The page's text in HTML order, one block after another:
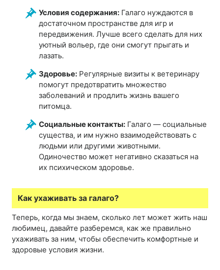
Условия содержания: Галаго нуждаются в
достаточном пространстве для игр и
передвижения. Лучше всего сделать для них
уютный вольер, где они смогут прыгать и
лазать.
Здоровье: Регулярные визиты к ветеринару
помогут предотвратить множество
заболеваний и продлить жизнь вашего
питомца.
Социальные контакты: Галаго — социальные
существа, и им нужно взаимодействовать с
людьми или другими животными.
Одиночество может негативно сказаться на
их психическом здоровье.
Как ухаживать за галаго?
Теперь, когда мы знаем, сколько лет может жить наш
любимец, давайте разберемся, как же правильно
ухаживать за ним, чтобы обеспечить комфортные и
здоровые условия жизни.